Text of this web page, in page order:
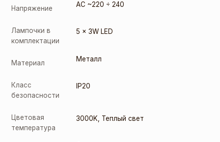
Напряжение AC ~220 ÷ 240
Лампочки в
комплектации
5 x 3W LED
Материал Металл
Класс
безопасности
IP20
Цветовая
температура
3000K Теплый свет